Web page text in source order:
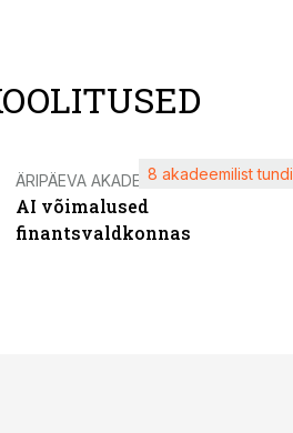
ÄRIPÄEVA AKADEEMIA
AI võimalused
finantsvaldkonnas
8 akadeemilist tundi